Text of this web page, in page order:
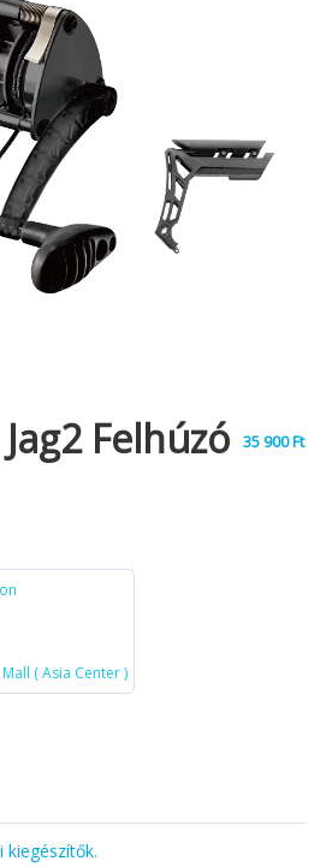
Felhúzó 35 900Ft
( Asia Center )
kiegészítők.